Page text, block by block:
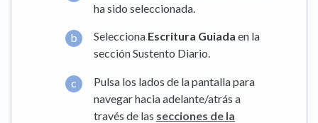
ha sido seleccionada.
Selecciona Escritura Guiada en la
sección Sustento Diario.
Pulsa los lados de la pantalla para
navegar hacia adelante/atrás a
través de las secciones de la